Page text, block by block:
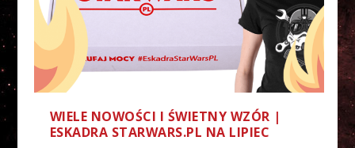
KONKURS ZAKOŃCZONY...
ESKADRY S...
WYSTARTOWAŁA!
ONLINE!
WIELE NOWOŚCI I ŚWIETNY WZÓR |
ESKADRA STARWARS.PL NA LIPIEC